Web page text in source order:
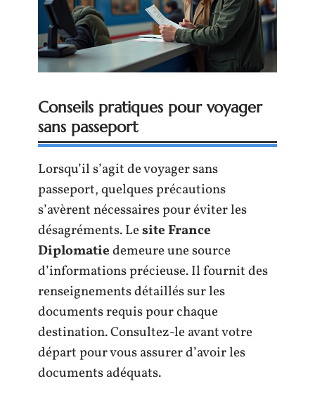
Conseils pratiques pour voyager
sans passeport
Lorsqu’il s’agit de voyager sans
passeport, quelques précautions
s’avèrent nécessaires pour éviter les
désagréments. Lesite France
Diplomatiedemeure une source
d’informations précieuse. Il fournit des
renseignements détaillés sur les
documents requis pour chaque
destination. Consultez-le avant votre
départ pour vous assurer d’avoir les
documents adéquats.